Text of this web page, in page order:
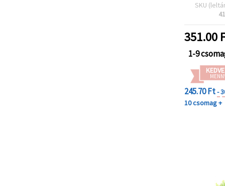
SKU
351.00
1-9
245.70 Ft-
10 csomag +